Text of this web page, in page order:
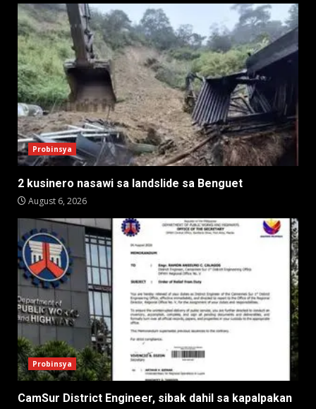
Probinsya
2 kusinero nasawi sa landslide sa Benguet
August 6, 2026
Probinsya
CamSur District Engineer, sibak dahil sa kapalpakan